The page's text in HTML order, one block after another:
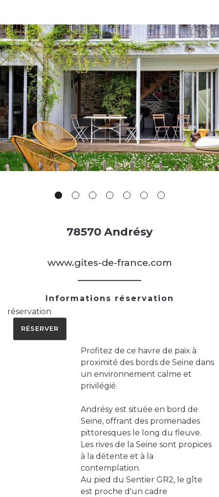
78570 Andrésy
www.gites-de-france.com
Informations réservation
réservation
RÉSERVER
Profitez de ce havre de paix à
proximité des bords de Seine dans
un environnement calme et
privilégié.
Andrésy est située en bord de
Seine, offrant des promenades
pittoresques le long du fleuve.
Les rives de la Seine sont propices
à la détente et à la
contemplation.
Au pied du Sentier GR2, le gîte
est proche d'un cadre